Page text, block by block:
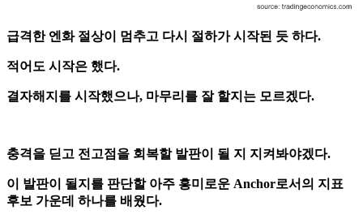
급격한 엔화 절상이 멈추고 다시 절하가 시작된 듯 하다.
적어도 시작은 했다.
결자해지를 시작했으나, 마무리를 잘 할지는 모르겠다.
충격을 딛고 전고점을 회복할 발판이 될 지 지켜봐야겠다.
이 발판이 될지를 판단할 아주 흥미로운 Anchor로서의 지표
후보 가운데 하나를 배웠다.